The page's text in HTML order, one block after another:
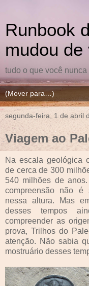
Runbook
mudou de
tudo o que você
segunda-feira, 1 de abril
Viagem ao
Na escala geológica
de cerca de 300
540 milhões de
compreensão não é
nessa altura. Mas
desses tempos
compreender as
prova, Trilhos do
atenção. Não sabia
mostruário desses